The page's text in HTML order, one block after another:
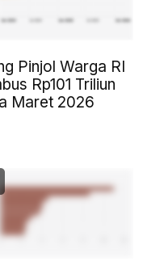
Pinjol Warga RI
Rp101 Triliun
Maret 2026